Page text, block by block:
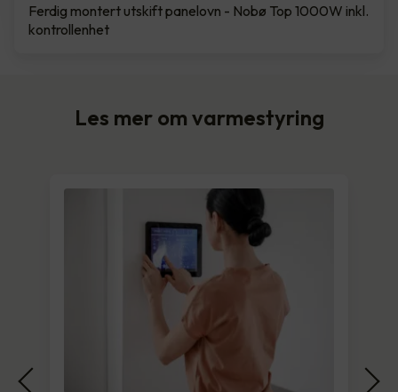
Ferdig montert utskift panelovn - Nobø Top 1000W inkl.
kontrollenhet
Les mer om varmestyring